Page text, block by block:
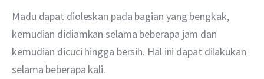
Madu dapat dioleskan pada bagian yang bengkak,
kemudian didiamkan selama beberapa jam dan
kemudian dicuci hingga bersih. Hal ini dapat dilakukan
selama beberapa kali.